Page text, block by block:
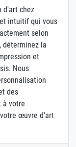
d'art chez
intuitif qui vous
selon
déterminez la
et
Nous
des
à votre
œuvre d'art